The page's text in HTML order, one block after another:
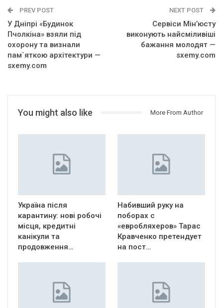
PREV POST
У Дніпрі «Будинок
Пчолкіна» взяли під
охорону та визнали
пам`яткою архітектури —
sxemy.com
NEXT POST
Сервіси Мін’юсту
виконують найсміливіші
бажання молодят —
sxemy.com
You might also like More From Author
Україна після
карантину: нові робочі
місця, кредитні
канікули та
продовження…
Набивший руку на
поборах с
«евробляхеров» Тарас
Кравченко претендует
на пост…